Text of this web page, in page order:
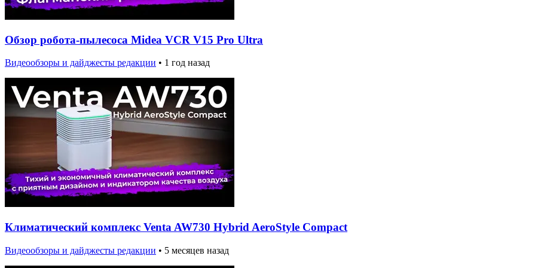
Обзор робота-пылесоса Midea VCR V15 Pro Ultra
Видеообзоры и дайджесты редакции • 1 год назад
Климатический комплекс Venta AW730 Hybrid AeroStyle Compact
Видеообзоры и дайджесты редакции • 5 месяцев назад